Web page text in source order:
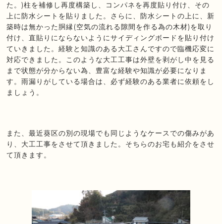
た。)柱を補修し再度構築し、コンパネを再度貼り付け、その
上に防水シートを貼りました。さらに、防水シートの上に、新
築時は無かった胴縁(空気の流れる隙間を作る為の木材)を取り
付け、直貼りにならないようにサイディングボードを貼り付け
ていきました。経験と知識のある大工さんですので臨機応変に
対応できました。このような大工工事は外壁を剥がし中を見る
まで状態が分からない為、豊富な経験や知識が必要になりま
す。雨漏りがしている場合は、必ず経験のある業者に依頼をし
ましょう。
また、最近葵区の別の現場でも同じようなケースでの傷みがあ
り、大工工事をさせて頂きました。そちらのお宅も紹介をさせ
て頂きます。